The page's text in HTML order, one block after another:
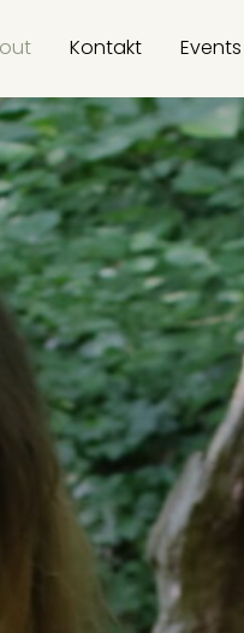
Kontakt Events